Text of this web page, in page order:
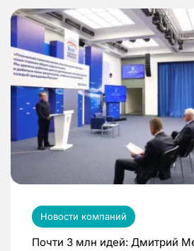
Новости компаний
Почти 3 млн идей: Дмитрий